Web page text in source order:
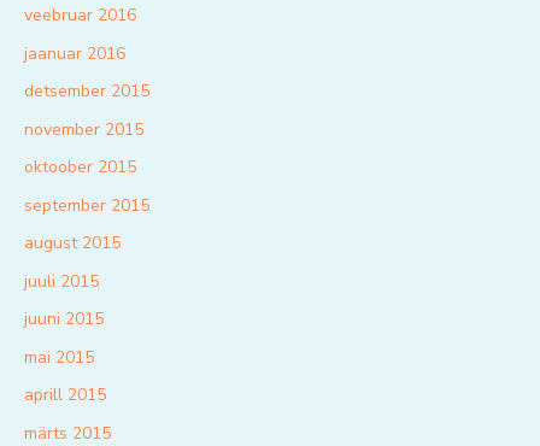
veebruar 2016
jaanuar 2016
detsember 2015
november 2015
oktoober 2015
september 2015
august 2015
juuli 2015
juuni 2015
mai 2015
aprill 2015
märts 2015